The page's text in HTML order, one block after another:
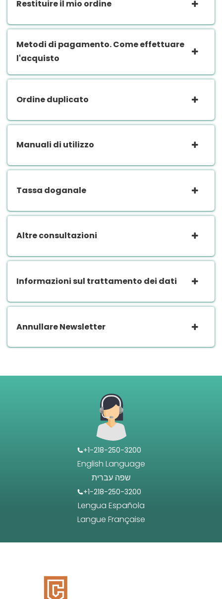
Restituire il mio ordine
Metodi di pagamento. Come effettuare
l'acquisto
Ordine duplicato
Manuali di utilizzo
Tassa doganale
Altre consultazioni
Informazioni sul trattamento dei dati
Annullare Newsletter
+1-218-250-3200
English Language
שפה עברית
+1-218-250-3200
Lengua Española
Langue Française